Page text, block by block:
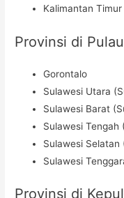
Kalimantan
Provinsi di
Gorontalo
Sulawesi Utara
Sulawesi Barat
Sulawesi Tengah
Sulawesi Selatan
Sulawesi
Provinsi di